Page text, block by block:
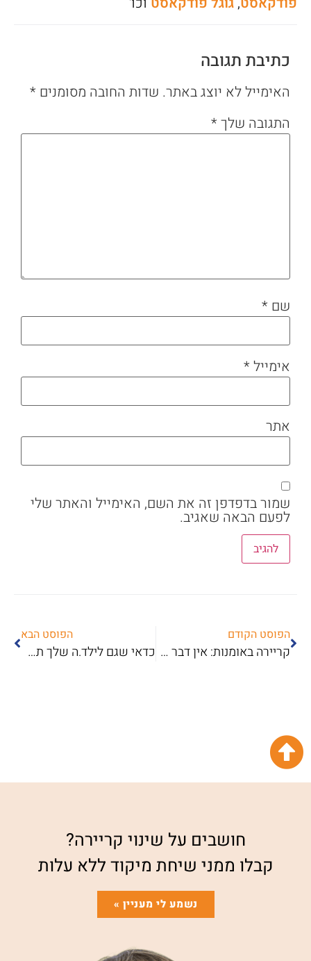
כתיבת תגובה
האימייל לא יוצג באתר. שדות החובה מסומנים *
התגובה שלך *
שם *
אימייל *
אתר
שמור בדפדפן זה את השם, האימייל והאתר שלי
לפעם הבאה שאגיב.
הפוסט הקודם
קריירה באומנות: אין דבר כזה שאין דבר כזה
הפוסט הבא
כדאי שגם לילד.ה שלך תהיה גברת פריזל
חושבים על שינוי קריירה?
קבלו ממני שיחת מיקוד ללא עלות
נשמע לי מעניין »